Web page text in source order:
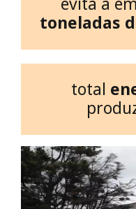
toneladas
total